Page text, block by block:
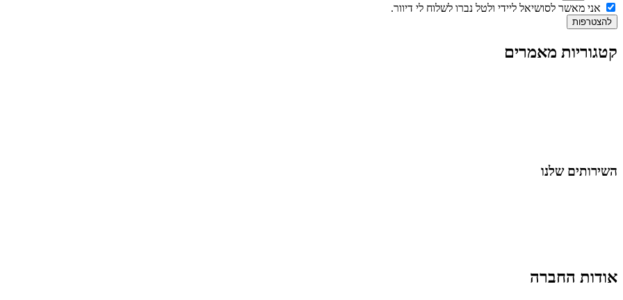
אני מאשר לסושיאל ליידי ולטל נברו לשלוח לי דיוור.
להצטרפות
קטגוריות מאמרים
השירותים שלנו
אודות החברה